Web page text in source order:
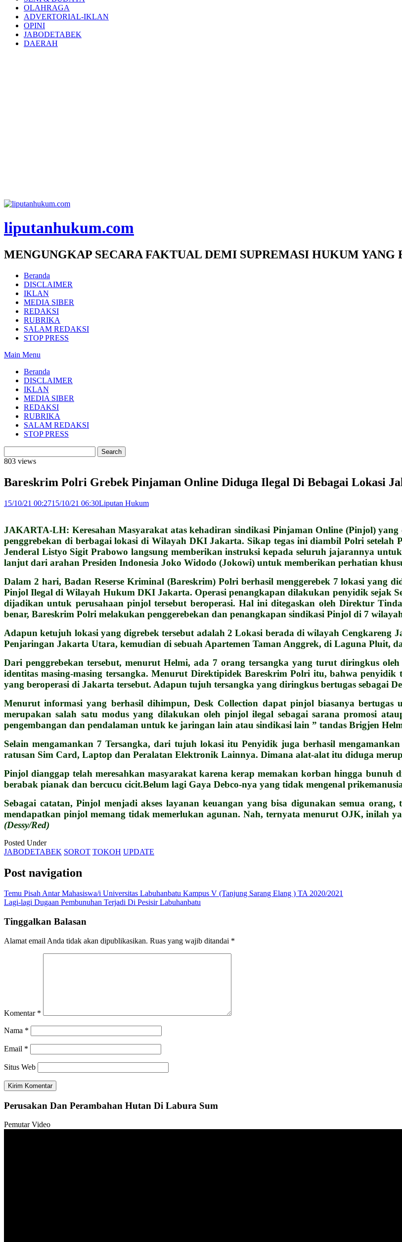
OLAHRAGA
ADVERTORIAL-IKLAN
OPINI
JABODETABEK
DAERAH
liputanhukum.com
MENGUNGKAP SECARA FAKTUAL DEMI SUPREMASI HUKUM YANG
Beranda
DISCLAIMER
IKLAN
MEDIA SIBER
REDAKSI
RUBRIKA
SALAM REDAKSI
STOP PRESS
Main Menu
Beranda
DISCLAIMER
IKLAN
MEDIA SIBER
REDAKSI
RUBRIKA
SALAM REDAKSI
STOP PRESS
803 views
Bareskrim Polri Grebek Pinjaman Online Diduga Ilegal Di Bebagai Lokasi
15/10/21 00:2715/10/21 06:30Liputan Hukum
JAKARTA-LH: Keresahan Masyarakat atas kehadiran sindikasi Pinjaman Online (Pinjol)
penggrebekan di berbagai lokasi di Wilayah DKI Jakarta. Sikap tegas ini diambil Polri
Jenderal Listyo Sigit Prabowo langsung memberikan instruksi kepada seluruh jajarannya
lanjut dari arahan Presiden Indonesia Joko Widodo (Jokowi) untuk memberikan perhatian
Dalam 2 hari, Badan Reserse Kriminal (Bareskrim) Polri berhasil menggerebek 7 lokasi yang
Pinjol Ilegal di Wilayah Hukum DKI Jakarta. Operasi penangkapan dilakukan penyidik sejak
dijadikan untuk perusahaan pinjol tersebut beroperasi. Hal ini ditegaskan oleh Direktur
benar, Bareskrim Polri melakukan penggerebekan dan penangkapan sindikasi Pinjol di 7
Adapun ketujuh lokasi yang digrebek tersebut adalah 2 Lokasi berada di wilayah
Penjaringan Jakarta Utara, kemudian di sebuah Apartemen Taman Anggrek, di Laguna Pluit,
Dari penggrebekan tersebut, menurut Helmi, ada 7 orang tersangka yang turut diringkus
identitas masing-masing tersangka. Menurut Direktipidek Bareskrim Polri itu, bahwa
yang beroperasi di Jakarta tersebut. Adapun tujuh tersangka yang diringkus bertugas sebagai
Menurut informasi yang berhasil dihimpun, Desk Collection dapat pinjol biasanya
merupakan salah satu modus yang dilakukan oleh pinjol ilegal sebagai sarana promosi
pengembangan dan pendalaman untuk ke jaringan lain atau sindikasi lain ” tandas Brigjen
Selain mengamankan 7 Tersangka, dari tujuh lokasi itu Penyidik juga berhasil
ratusan Sim Card, Laptop dan Peralatan Elektronik Lainnya. Dimana alat-alat itu diduga
Pinjol dianggap telah meresahkan masyarakat karena kerap memakan korban hingga
berabak pianak dan bercucu cicit.Belum lagi Gaya Debco-nya yang tidak mengenal
Sebagai catatan, Pinjol menjadi akses layanan keuangan yang bisa digunakan semua
mendapatkan pinjol memang tidak memerlukan agunan. Nah, ternyata menurut OJK, inilah
(Dessy/Red)
Posted Under
JABODETABEK SOROT TOKOH UPDATE
Post navigation
Temu Pisah Antar Mahasiswa/i Universitas Labuhanbatu Kampus V (Tanjung Sarang Elang ) TA 2020/2021
Lagi-lagi Dugaan Pembunuhan Terjadi Di Pesisir Labuhanbatu
Tinggalkan Balasan
Alamat email Anda tidak akan dipublikasikan. Ruas yang wajib ditandai *
Komentar *
Nama *
Email *
Situs Web
Perusakan Dan Perambahan Hutan Di Labura Sum
Pemutar Video